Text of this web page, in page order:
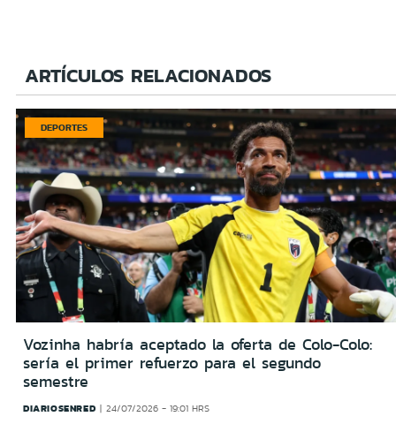
ARTÍCULOS RELACIONADOS
DEPORTES
Vozinha habría aceptado la oferta de Colo-Colo:
sería el primer refuerzo para el segundo
semestre
DIARIOSENRED 24/07/2026 - 19:01 HRS